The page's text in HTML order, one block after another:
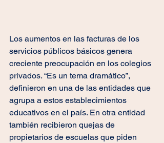
Los aumentos en las facturas de los
servicios públicos básicos genera
creciente preocupación en los colegios
privados. “Es un tema dramático”,
definieron en una de las entidades que
agrupa a estos establecimientos
educativos en el país. En otra entidad
también recibieron quejas de
propietarios de escuelas que piden